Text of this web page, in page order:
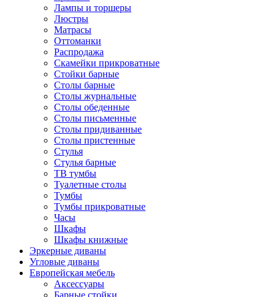
Лампы и торшеры
Люстры
Матрасы
Оттоманки
Распродажа
Скамейки прикроватные
Стойки барные
Столы барные
Столы журнальные
Столы обеденные
Столы письменные
Столы придиванные
Столы пристенные
Стулья
Стулья барные
ТВ тумбы
Туалетные столы
Тумбы
Тумбы прикроватные
Часы
Шкафы
Шкафы книжные
Эркерные диваны
Угловые диваны
Европейская мебель
Аксессуары
Барные стойки